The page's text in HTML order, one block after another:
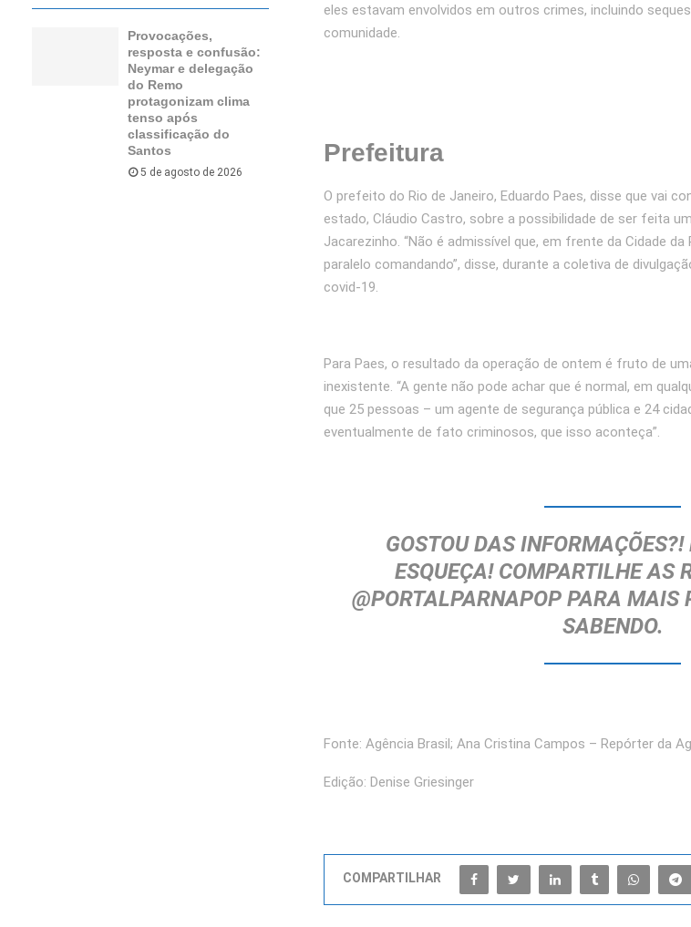
eles estavam envolvidos em outros crimes, incluindo
comunidade.
Prefeitura
O prefeito do Rio de Janeiro, Eduardo Paes, disse que vai
estado, Cláudio Castro, sobre a possibilidade de ser feita
Jacarezinho. “Não é admissível que, em frente da Cidade
paralelo comandando”, disse, durante a coletiva de
covid-19.
Para Paes, o resultado da operação de ontem é fruto de
inexistente. “A gente não pode achar que é normal, em
que 25 pessoas – um agente de segurança pública e 24
eventualmente de fato criminosos, que isso aconteça”.
GOSTOU DAS
ESQUEÇA! COMPARTILHE AS
@PORTALPARNAPOP PARA MAIS
SABENDO.
Fonte: Agência Brasil; Ana Cristina Campos – Repórter da
Edição: Denise Griesinger
COMPARTILHAR
Provocações,
resposta e confusão:
Neymar e delegação
do Remo
protagonizam clima
tenso após
classificação do
Santos
5 de agosto de 2026